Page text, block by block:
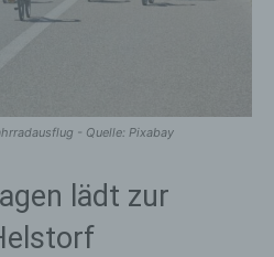
- Quelle: Pixabay
lädt zur